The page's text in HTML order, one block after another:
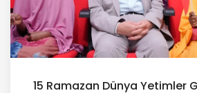
15 Ramazan Dünya Yetimler